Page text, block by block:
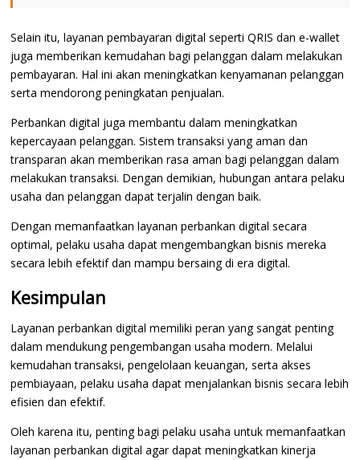
Selain itu, layanan pembayaran digital seperti QRIS dan e-wallet
juga memberikan kemudahan bagi pelanggan dalam melakukan
pembayaran. Hal ini akan meningkatkan kenyamanan pelanggan
serta mendorong peningkatan penjualan.
Perbankan digital juga membantu dalam meningkatkan
kepercayaan pelanggan. Sistem transaksi yang aman dan
transparan akan memberikan rasa aman bagi pelanggan dalam
melakukan transaksi. Dengan demikian, hubungan antara pelaku
usaha dan pelanggan dapat terjalin dengan baik.
Dengan memanfaatkan layanan perbankan digital secara
optimal, pelaku usaha dapat mengembangkan bisnis mereka
secara lebih efektif dan mampu bersaing di era digital.
Kesimpulan
Layanan perbankan digital memiliki peran yang sangat penting
dalam mendukung pengembangan usaha modern. Melalui
kemudahan transaksi, pengelolaan keuangan, serta akses
pembiayaan, pelaku usaha dapat menjalankan bisnis secara lebih
efisien dan efektif.
Oleh karena itu, penting bagi pelaku usaha untuk memanfaatkan
layanan perbankan digital agar dapat meningkatkan kinerja